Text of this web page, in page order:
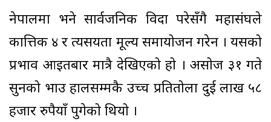
नेपालमा भने सार्वजनिक विदा परेसँगै महासंघले
कात्तिक ४ र त्यसयता मूल्य समायोजन गरेन । यसको
प्रभाव आइतबार मात्रै देखिएको हो । असोज ३१ गते
सुनको भाउ हालसम्मकै उच्च प्रतितोला दुई लाख ५८
हजार रुपैयाँ पुगेको थियो ।